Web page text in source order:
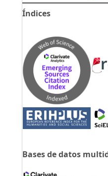
Índices
Bases de datos